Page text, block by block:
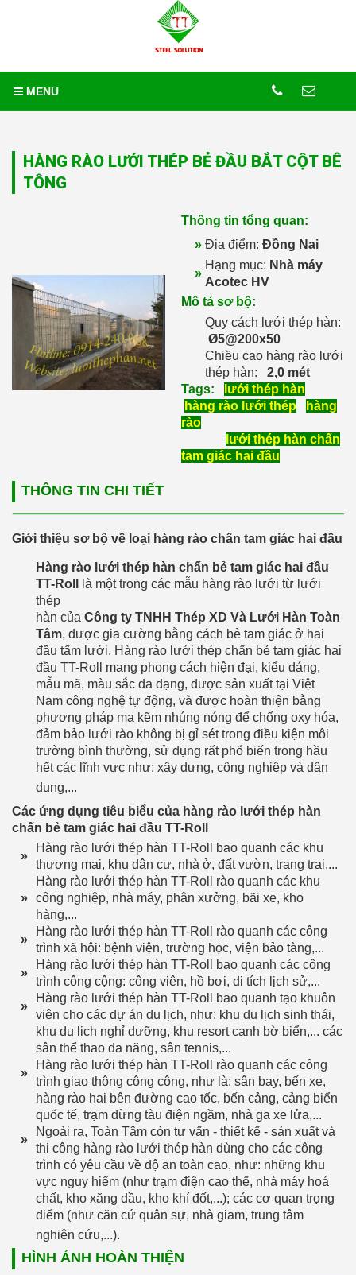
MENU
HÀNG RÀO LƯỚI THÉP BẺ ĐẦU BẮT CỘT BÊ
TÔNG
Thông tin tổng quan:
» Địa điểm: Đồng Nai
»
Hạng mục: Nhà máy
Acotec HV
Mô tả sơ bộ:
Quy cách lưới thép hàn:
Ø5@200x50
Chiều cao hàng rào lưới
thép hàn: 2,0 mét
Tags:
lưới thép hàn
hàng rào lưới thép
hàng
rào
lưới thép hàn chấn
tam giác hai đầu
THÔNG TIN CHI TIẾT
Giới thiệu sơ bộ về loại hàng rào chấn tam giác hai đầu
Hàng rào lưới thép hàn chấn bẻ tam giác hai đầu
TT-Roll
là một trong các mẫu hàng rào lưới từ lưới
thép
hàn của Công ty TNHH Thép XD Và Lưới Hàn Toàn
Tâm, được gia cường bằng cách bẻ tam giác ở hai
đầu tấm lưới. Hàng rào lưới thép chấn bẻ tam giác hai
đầu TT-Roll mang phong cách hiện đại, kiểu dáng,
mẫu mã, màu sắc đa dạng, được sản xuất tại Việt
Nam công nghệ tự động, và được hoàn thiện bằng
phương pháp mạ kẽm nhúng nóng để chống oxy hóa,
đảm bảo lưới rào không bị gỉ sét trong điều kiện môi
trường bình thường, sử dụng rất phổ biến trong hầu
hết các lĩnh vực như: xây dựng, công nghiệp và dân
dụng,...​
Các ứng dụng tiêu biểu của hàng rào lưới thép hàn
chấn bẻ tam giác hai đầu TT-Roll
»
Hàng rào lưới thép hàn TT-Roll bao quanh các khu
thương mại, khu dân cư, nhà ở, đất vườn, trang trại,...
»
Hàng rào lưới thép hàn TT-Roll rào quanh các khu
công nghiệp, nhà máy, phân xưởng, bãi xe, kho
hàng,...
»
Hàng rào lưới thép hàn TT-Roll rào quanh các công
trình xã hội: bệnh viện, trường học, viện bảo tàng,...
»
Hàng rào lưới thép hàn TT-Roll bao quanh các công
trình công cộng: công viên, hồ bơi, di tích lịch sử,...
»
Hàng rào lưới thép hàn TT-Roll bao quanh tạo khuôn
viên cho các dự án du lịch, như: khu du lịch sinh thái,
khu du lịch nghỉ dưỡng, khu resort cạnh bờ biển,... các
sân thể thao đa năng, sân tennis,...
»
Hàng rào lưới thép hàn TT-Roll rào quanh các công
trình giao thông công cộng, như là: sân bay, bến xe,
hàng rào hai bên đường cao tốc, bến cảng, cảng biển
quốc tế, trạm dừng tàu điện ngầm, nhà ga xe lửa,...
»
Ngoài ra, Toàn Tâm còn tư vấn - thiết kế - sản xuất và
thi công hàng rào lưới thép hàn dùng cho các công
trình có yêu cầu về độ an toàn cao, như: những khu
vực nguy hiểm (như trạm điện cao thế, nhà máy hoá
chất, kho xăng dầu, kho khí đốt,...); các cơ quan trọng
điểm (như căn cứ quân sự, nhà giam, trung tâm
nghiên cứu,...).
HÌNH ẢNH HOÀN THIỆN